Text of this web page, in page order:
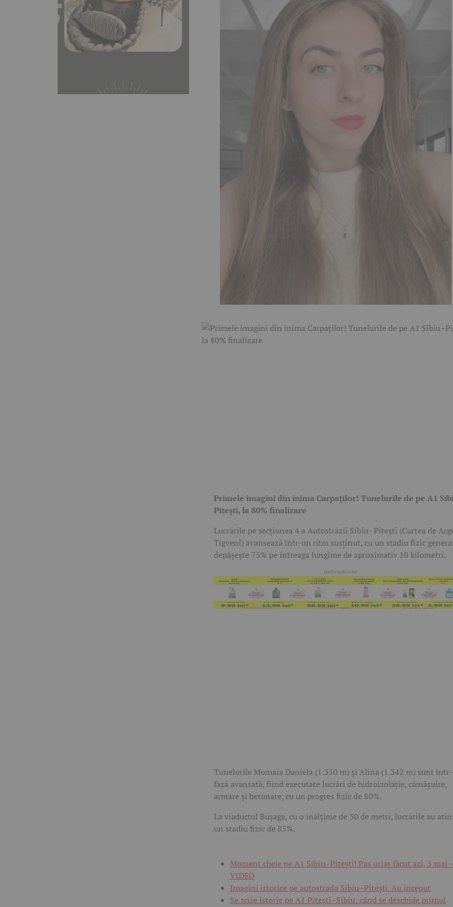
Primele imagini din inima Carpaților! Tunelurile de pe A1
Pitești, la 80% finalizare
Lucrările pe secțiunea 4 a Autostrăzii Sibiu–Pitești (Curtea de
Tigveni) avansează într-un ritm susținut, cu un stadiu fizic
depășește 75% pe întreaga lungime de aproximativ 10 kilometri.
Tunelurile Momaia Daniela (1.350 m) și Alina (1.342 m) sunt
fază avansată, fiind executate lucrări de hidroizolație, cămășuire,
armare și betonare, cu un progres fizic de 80%.
La viaductul Bușaga, cu o înălțime de 30 de metri, lucrările au
un stadiu fizic de 85%.
Moment cheie pe A1 Sibiu–Pitești! Pas uriaș făcut azi, 5 mai –
VIDEO
Imagini istorice pe autostrada Sibiu–Pitești. Au început
Se scrie istorie pe A1 Pitești–Sibiu: când se deschide primul